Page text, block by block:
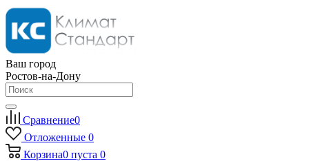
Ваш город
Ростов-на-Дону
Сравнение0
Отложенные 0
Корзина0 пуста 0